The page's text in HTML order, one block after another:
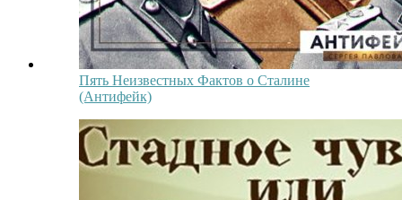
Пять Неизвестных Фактов о Сталине
(Антифейк)